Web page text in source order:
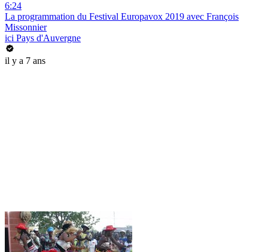
6:24
La programmation du Festival Europavox 2019 avec François
Missonnier
ici Pays d'Auvergne
il y a 7 ans